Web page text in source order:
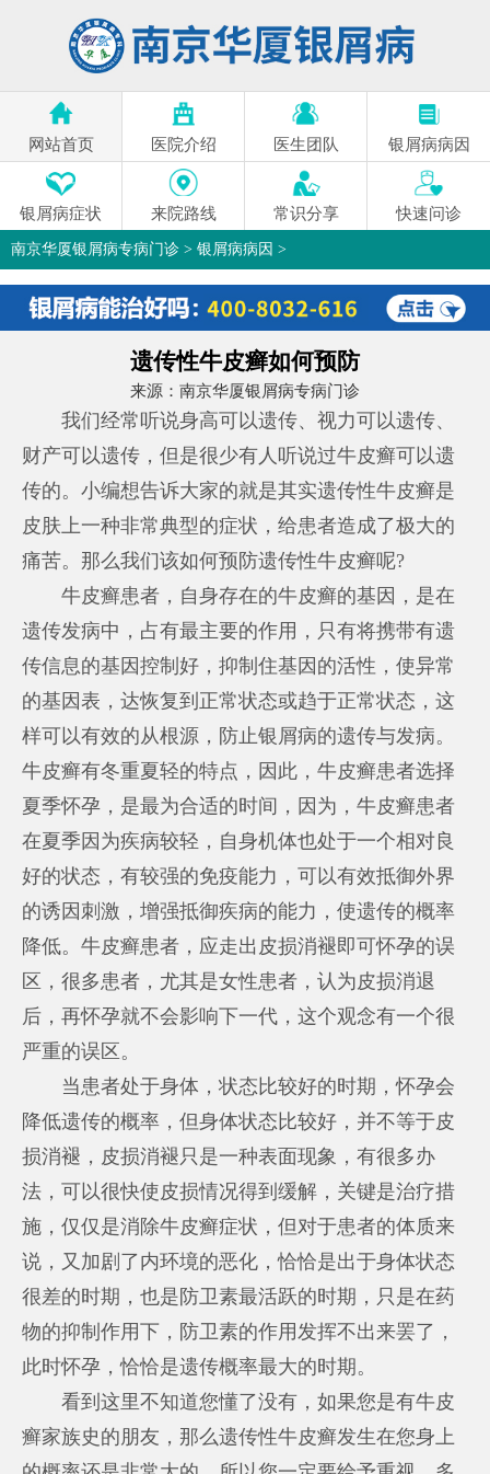
网站首页 医院介绍 医生团队 银屑病病因
银屑病症状 来院路线 常识分享 快速问诊
南京华厦银屑病专病门诊 > 银屑病病因 >
遗传性牛皮癣如何预防
来源： 南京华厦银屑病专病门诊
我们经常听说身高可以遗传、视力可以遗传、
财产可以遗传，但是很少有人听说过牛皮癣可以遗
传的。小编想告诉大家的就是其实遗传性牛皮癣是
皮肤上一种非常典型的症状，给患者造成了极大的
痛苦。那么我们该如何预防遗传性牛皮癣呢?
牛皮癣患者，自身存在的牛皮癣的基因，是在
遗传发病中，占有最主要的作用，只有将携带有遗
传信息的基因控制好，抑制住基因的活性，使异常
的基因表，达恢复到正常状态或趋于正常状态，这
样可以有效的从根源，防止银屑病的遗传与发病。
牛皮癣有冬重夏轻的特点，因此，牛皮癣患者选择
夏季怀孕，是最为合适的时间，因为，牛皮癣患者
在夏季因为疾病较轻，自身机体也处于一个相对良
好的状态，有较强的免疫能力，可以有效抵御外界
的诱因刺激，增强抵御疾病的能力，使遗传的概率
降低。牛皮癣患者，应走出皮损消褪即可怀孕的误
区，很多患者，尤其是女性患者，认为皮损消退
后，再怀孕就不会影响下一代，这个观念有一个很
严重的误区。
当患者处于身体，状态比较好的时期，怀孕会
降低遗传的概率，但身体状态比较好，并不等于皮
损消褪，皮损消褪只是一种表面现象，有很多办
法，可以很快使皮损情况得到缓解，关键是治疗措
施，仅仅是消除牛皮癣症状，但对于患者的体质来
说，又加剧了内环境的恶化，恰恰是出于身体状态
很差的时期，也是防卫素最活跃的时期，只是在药
物的抑制作用下，防卫素的作用发挥不出来罢了，
此时怀孕，恰恰是遗传概率最大的时期。
看到这里不知道您懂了没有，如果您是有牛皮
癣家族史的朋友，那么遗传性牛皮癣发生在您身上